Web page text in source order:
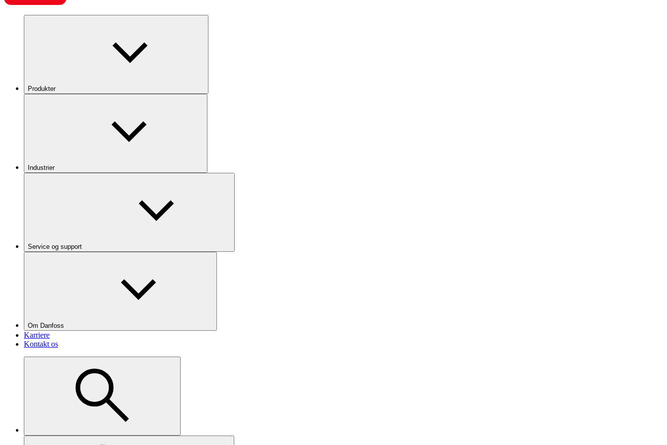
Produkter
Industrier
Service og support
Om Danfoss
Karriere
Kontakt os